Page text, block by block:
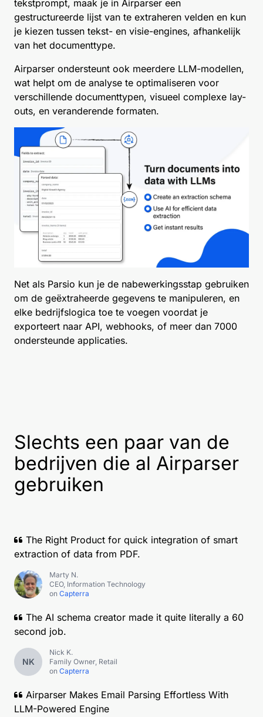
tekstprompt, maak je in Airparser een
gestructureerde lijst van te extraheren velden en kun
je kiezen tussen tekst- en visie-engines, afhankelijk
van het documenttype.
Airparser ondersteunt ook meerdere LLM-modellen,
wat helpt om de analyse te optimaliseren voor
verschillende documenttypen, visueel complexe lay-
outs, en veranderende formaten.
Net als Parsio kun je de nabewerkingsstap gebruiken
om de geëxtraheerde gegevens te manipuleren, en
elke bedrijfslogica toe te voegen voordat je
exporteert naar API, webhooks, of meer dan 7000
ondersteunde applicaties.
Slechts een paar van de
bedrijven die al Airparser
gebruiken
The Right Product for quick integration of smart
extraction of data from PDF.
Marty N.
CEO, Information Technology
on Capterra
The AI schema creator made it quite literally a 60
second job.
NK
Nick K.
Family Owner, Retail
on Capterra
Airparser Makes Email Parsing Effortless With
LLM-Powered Engine